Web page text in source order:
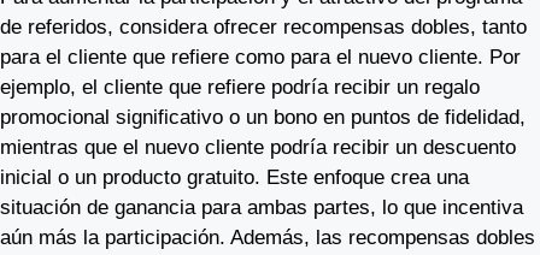
de referidos, considera ofrecer recompensas dobles, tanto
para el cliente que refiere como para el nuevo cliente. Por
ejemplo, el cliente que refiere podría recibir un regalo
promocional significativo o un bono en puntos de fidelidad,
mientras que el nuevo cliente podría recibir un descuento
inicial o un producto gratuito. Este enfoque crea una
situación de ganancia para ambas partes, lo que incentiva
aún más la participación. Además, las recompensas dobles